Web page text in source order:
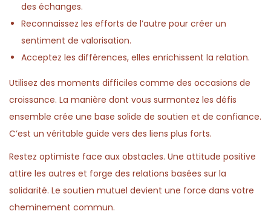
des échanges.
Reconnaissez les efforts de l’autre pour créer un
sentiment de valorisation.
Acceptez les différences, elles enrichissent la relation.
Utilisez des moments difficiles comme des occasions de
croissance. La manière dont vous surmontez les défis
ensemble crée une base solide de soutien et de confiance.
C’est un véritable guide vers des liens plus forts.
Restez optimiste face aux obstacles. Une attitude positive
attire les autres et forge des relations basées sur la
solidarité. Le soutien mutuel devient une force dans votre
cheminement commun.